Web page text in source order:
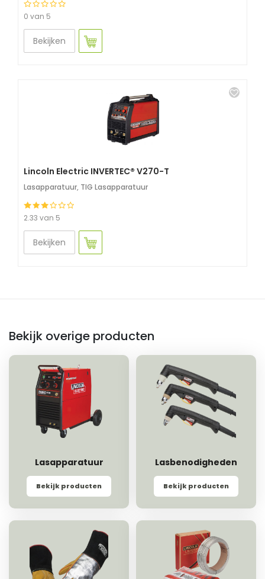
0 van 5
Bekijken
Lincoln Electric INVERTEC® V270-T
Lasapparatuur, TIG Lasapparatuur
2.33 van 5
Bekijken
Bekijk overige producten
Lasapparatuur
Bekijk producten
Lasbenodigheden
Bekijk producten